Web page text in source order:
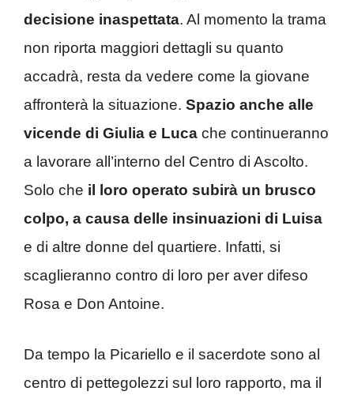
decisione inaspettata. Al momento la trama
non riporta maggiori dettagli su quanto
accadrà, resta da vedere come la giovane
affronterà la situazione. Spazio anche alle
vicende di Giulia e Luca che continueranno
a lavorare all’interno del Centro di Ascolto.
Solo che il loro operato subirà un brusco
colpo, a causa delle insinuazioni di Luisa
e di altre donne del quartiere. Infatti, si
scaglieranno contro di loro per aver difeso
Rosa e Don Antoine.
Da tempo la Picariello e il sacerdote sono al
centro di pettegolezzi sul loro rapporto, ma il